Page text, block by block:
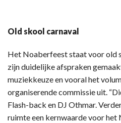
Old skool carnaval
Het Noaberfeest staat voor old
zijn duidelijke afspraken
muziekkeuze en vooral het
organiserende commissie uit.
Flash-back en DJ Othmar.
ruimte een kernwaarde voor